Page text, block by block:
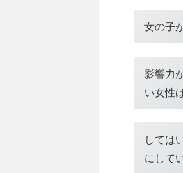
女の子
影響力
い女性
しては
にして